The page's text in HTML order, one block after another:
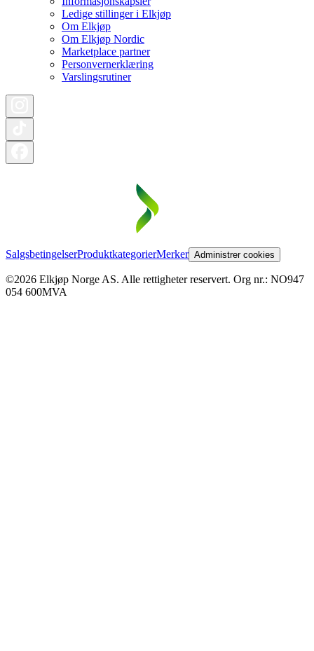
Ledige stillinger i Elkjøp
Om Elkjøp
Om Elkjøp Nordic
Marketplace partner
Personvernerklæring
Varslingsrutiner
SalgsbetingelserProduktkategorierMerker Administrer cookies
©2026 Elkjøp Norge AS. Alle rettigheter reservert. Org nr.: NO947
054 600MVA